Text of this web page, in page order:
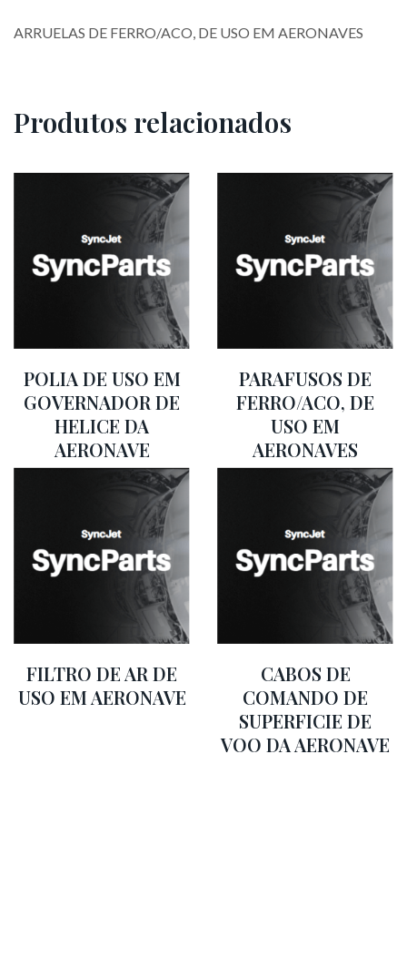
ARRUELAS DE FERRO/ACO, DE USO EM AERONAVES
Produtos relacionados
POLIA DE USO EM
GOVERNADOR DE
HELICE DA
AERONAVE
PARAFUSOS DE
FERRO/ACO, DE
USO EM
AERONAVES
FILTRO DE AR DE
USO EM AERONAVE
CABOS DE
COMANDO DE
SUPERFICIE DE
VOO DA AERONAVE